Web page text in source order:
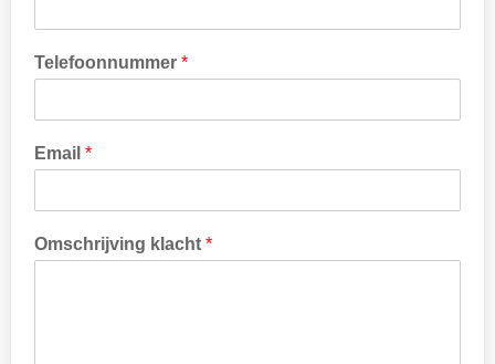
k
l
c
t
*
Telefoonnummer *
Email *
Omschrijving klacht *